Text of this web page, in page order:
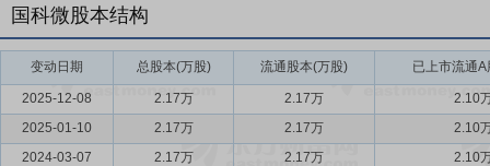
国科微股本结构
变动日期 总股本(万股) 流通股本(万股) 已上市流通A
2025-12-08 2.17万 2.17万
2.10
2025-01-10
2.17万 2.17万
2.10
2024-03-07
2.17万 2.17万 2.10